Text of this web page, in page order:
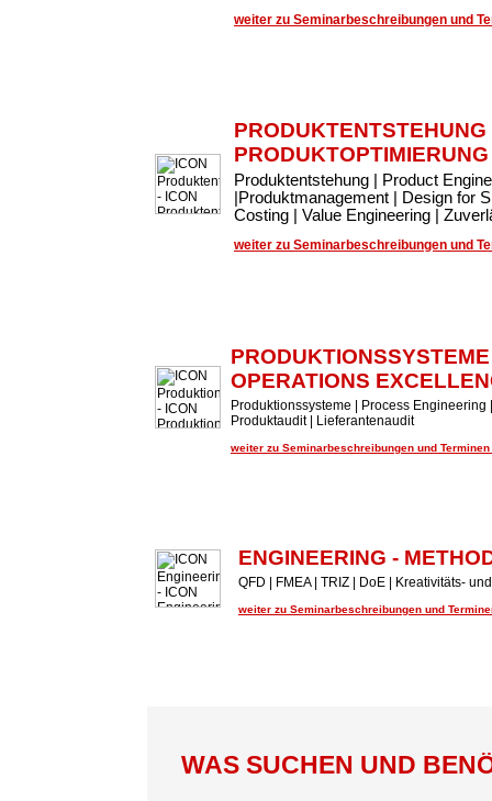
weiter zu Seminarbeschreibungen und
PRODUKTENTSTEHUNG
PRODUKTOPTIMIERUNG
Produktentstehung | Product
|Produktmanagement | Design for
Costing | Value Engineering |
weiter zu Seminarbeschreibungen und
OPERATIONS
Produktionssysteme | Process
Produktaudit | Lieferantenaudit
weiter zu Seminarbeschreibungen und Terminen
ENGINEERING -
QFD | FMEA | TRIZ | DoE | Kreativitäts-
weiter zu Seminarbeschreibungen und
WAS SUCHEN UND